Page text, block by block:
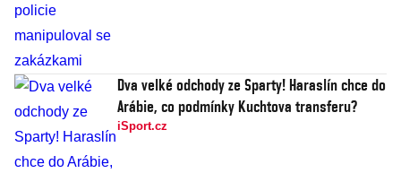
Dva velké odchody ze Sparty! Haraslín chce do
Arábie, co podmínky Kuchtova transferu?
iSport.cz